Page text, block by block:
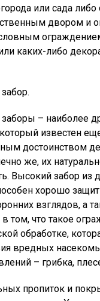
или сада
двором и
каких-либо
– наиболее
известен
достоинством
же, их
Высокий забор из
хорошо
взглядов, а
том, что такое
обработке,
вредных
– грибка,
пропиток и